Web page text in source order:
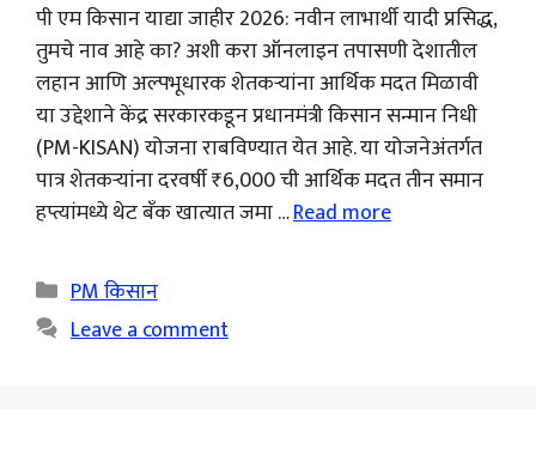
पी एम किसान याद्या जाहीर 2026: नवीन लाभार्थी यादी प्रसिद्ध,
तुमचे नाव आहे का? अशी करा ऑनलाइन तपासणी देशातील
लहान आणि अल्पभूधारक शेतकऱ्यांना आर्थिक मदत मिळावी
या उद्देशाने केंद्र सरकारकडून प्रधानमंत्री किसान सन्मान निधी
(PM-KISAN) योजना राबविण्यात येत आहे. या योजनेअंतर्गत
पात्र शेतकऱ्यांना दरवर्षी ₹6,000 ची आर्थिक मदत तीन समान
हप्त्यांमध्ये थेट बँक खात्यात जमा …Read more
Categories
PM किसान
Leave a comment